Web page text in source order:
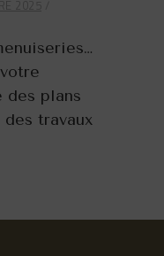
des plans
travaux